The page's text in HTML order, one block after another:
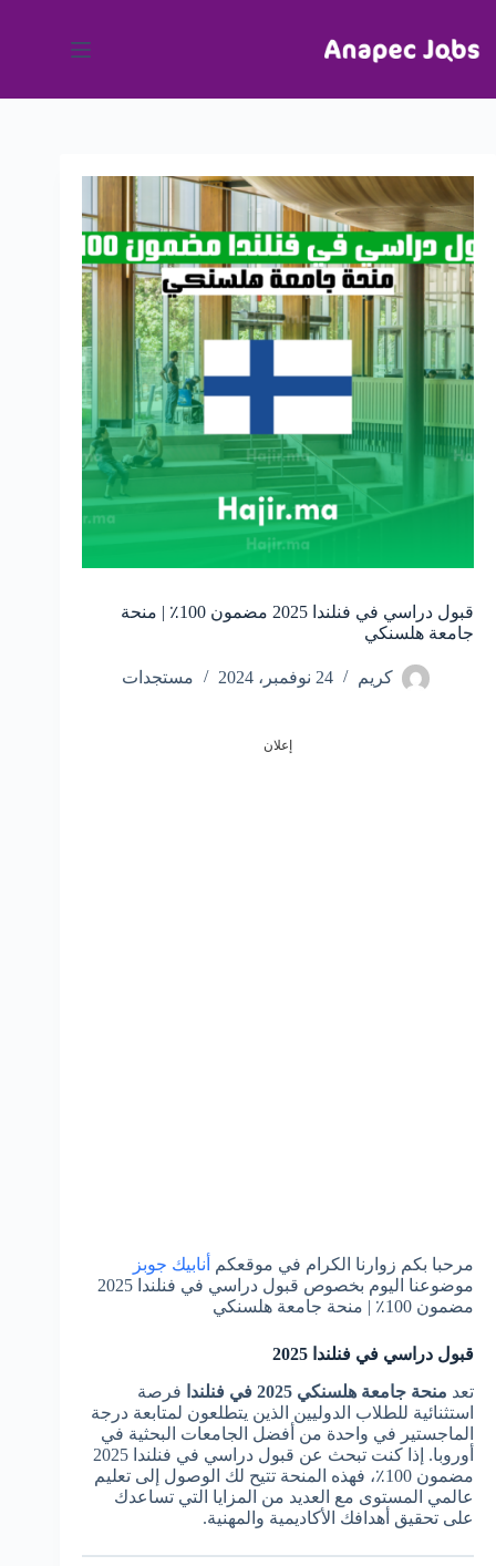
المحتوى
قبول دراسي في فنلندا 2025 مضمون 100٪ | منحة
جامعة هلسنكي
كريم 24 نوفمبر، 2024 مستجدات
إعلان
مرحبا بكم زوارنا الكرام في موقعكم
أنابيك جوبز
موضوعنا اليوم بخصوص قبول دراسي في فنلندا 2025
مضمون 100٪ | منحة جامعة هلسنكي
قبول دراسي في فنلندا 2025
تعد منحة جامعة هلسنكي 2025 في فنلندا
فرصة
استثنائية للطلاب الدوليين الذين يتطلعون لمتابعة درجة
الماجستير في واحدة من أفضل الجامعات البحثية في
أوروبا. إذا كنت تبحث عن قبول دراسي في فنلندا 2025
مضمون 100٪، فهذه المنحة تتيح لك الوصول إلى تعليم
عالمي المستوى مع العديد من المزايا التي تساعدك
على تحقيق أهدافك الأكاديمية والمهنية.